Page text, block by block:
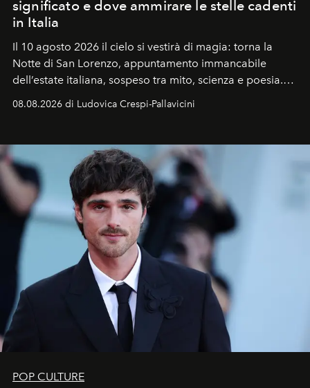
significato e dove ammirare le stelle cadenti
in Italia
Il 10 agosto 2026 il cielo si vestirà di magia: torna la
Notte di San Lorenzo, appuntamento immancabile
dell’estate italiana, sospeso tra mito, scienza e poesia.
Sarà il momento in cui gli occhi si alzano verso la volta
celeste per seguire il passaggio delle
all’universo i desideri più segreti
08.08.2026 di Ludovica Crespi-Pallavicini
POP CULTURE